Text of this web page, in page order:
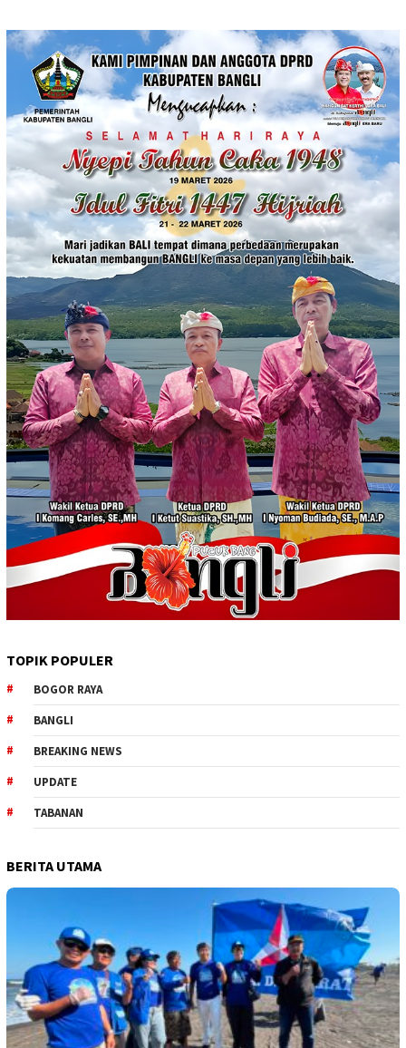
TOPIK POPULER
BOGOR RAYA
BANGLI
BREAKING NEWS
UPDATE
TABANAN
BERITA UTAMA